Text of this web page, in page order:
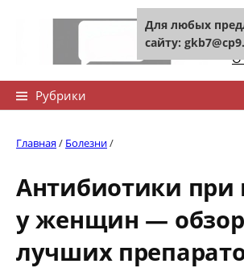
О
Рубрики
Главная/ Болезни/
Антибиотики при
у женщин — обзор
лучших
Для любых
сайту: